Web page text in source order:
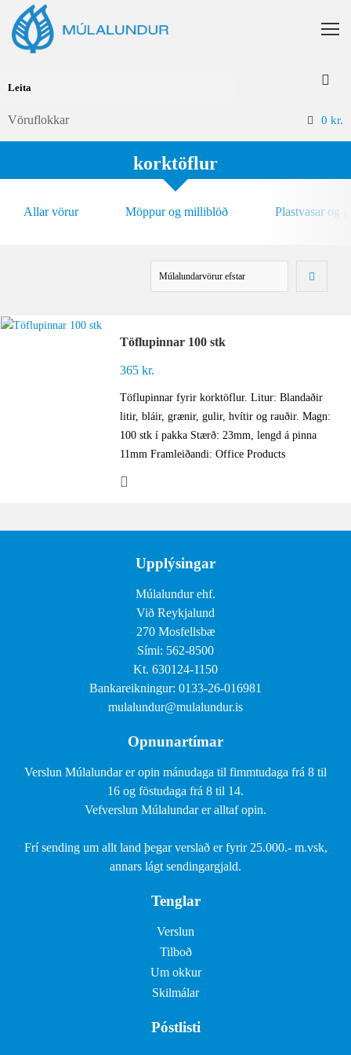
Vöruflokkar 0 kr.
korktöflur
Allar vörur Möppur og milliblöð Plastvasar og
Töflupinnar 100 stk
365kr.
Töflupinnar fyrir korktöflur. Litur: Blandaðir
litir, bláir, grænir, gulir, hvítir og rauðir. Magn:
100 stk í pakka Stærð: 23mm, lengd á pinna
11mm Framleiðandi: Office Products
Upplýsingar
Múlalundur ehf.
Við Reykjalund
270 Mosfellsbæ
Sími: 562-8500
Kt. 630124-1150
Bankareikningur: 0133-26-016981
mulalundur@mulalundur.is
Opnunartímar
Verslun Múlalundar er opin mánudaga til fimmtudaga frá 8 til
16 og föstudaga frá 8 til 14.
Vefverslun Múlalundar er alltaf opin.
Frí sending um allt land þegar verslað er fyrir 25.000.- m.vsk,
annars lágt sendingargjald.
Tenglar
Verslun
Tilboð
Um okkur
Skilmálar
Póstlisti